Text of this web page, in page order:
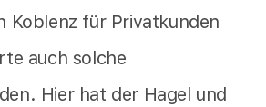
Koblenz für Privatkunden
auch solche
Hier hat der Hagel und